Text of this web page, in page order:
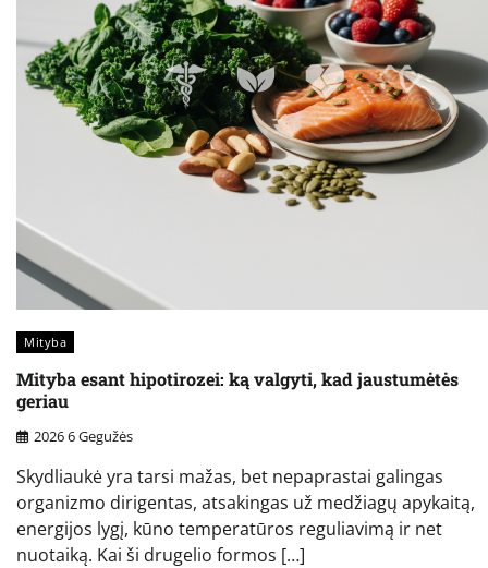
Mityba
Mityba esant hipotirozei: ką valgyti, kad jaustumėtės
geriau
2026 6 Gegužės
Skydliaukė yra tarsi mažas, bet nepaprastai galingas
organizmo dirigentas, atsakingas už medžiagų apykaitą,
energijos lygį, kūno temperatūros reguliavimą ir net
nuotaiką. Kai ši drugelio formos […]